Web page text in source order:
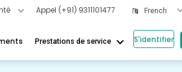
Appel (+91) 9311101477 French
Prestations de service keyboard_arrow_down S'identifier